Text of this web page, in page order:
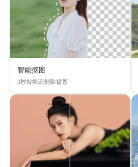
智能抠图
3秒智能识别除背景